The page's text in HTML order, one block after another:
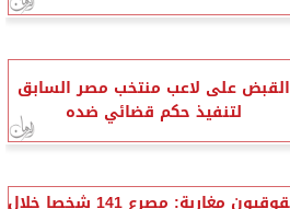
القبض على لاعب منتخب مصر السابق
لتنفيذ حكم قضائي ضده
حقوقيون مغاربة: مصرع 141 شخصا خلال